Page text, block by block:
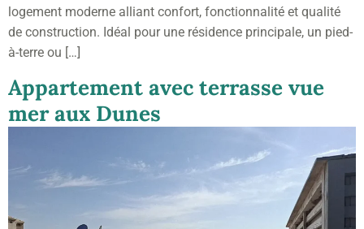
logement moderne alliant confort, fonctionnalité et qualité
de construction. Idéal pour une résidence principale, un pied-
à-terre ou […]
Appartement avec terrasse vue
mer aux Dunes